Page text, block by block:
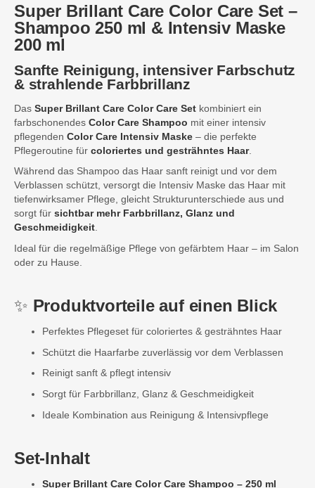
Super Brillant Care Color Care Set –
Shampoo 250 ml & Intensiv Maske
200 ml
Sanfte Reinigung, intensiver Farbschutz
& strahlende Farbbrillanz
Das Super Brillant Care Color Care Set kombiniert ein
farbschonendes Color Care Shampoo mit einer intensiv
pflegenden Color Care Intensiv Maske – die perfekte
Pflegeroutine für coloriertes und gesträhntes Haar.
Während das Shampoo das Haar sanft reinigt und vor dem
Verblassen schützt, versorgt die Intensiv Maske das Haar mit
tiefenwirksamer Pflege, gleicht Strukturunterschiede aus und
sorgt für sichtbar mehr Farbbrillanz, Glanz und
Geschmeidigkeit.
Ideal für die regelmäßige Pflege von gefärbtem Haar – im Salon
oder zu Hause.
✨ Produktvorteile auf einen Blick
Perfektes Pflegeset für coloriertes & gesträhntes Haar
Schützt die Haarfarbe zuverlässig vor dem Verblassen
Reinigt sanft & pflegt intensiv
Sorgt für Farbbrillanz, Glanz & Geschmeidigkeit
Ideale Kombination aus Reinigung & Intensivpflege
Set-Inhalt
Super Brillant Care Color Care Shampoo – 250 ml